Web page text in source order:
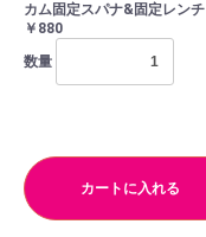
カム固定スパナ&固定レンチ
￥880
数量
カートに入れる